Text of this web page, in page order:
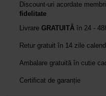
Discount-uri acordate
fidelitate
Livrare GRATUITĂ în 24 -
Retur gratuit în 14 zile
Ambalare gratuită în cutie
Certificat de garanție